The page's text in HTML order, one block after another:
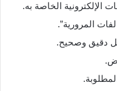
الإلكترونية الخاصة به.
المرورية”.
دقيق وصحيح.